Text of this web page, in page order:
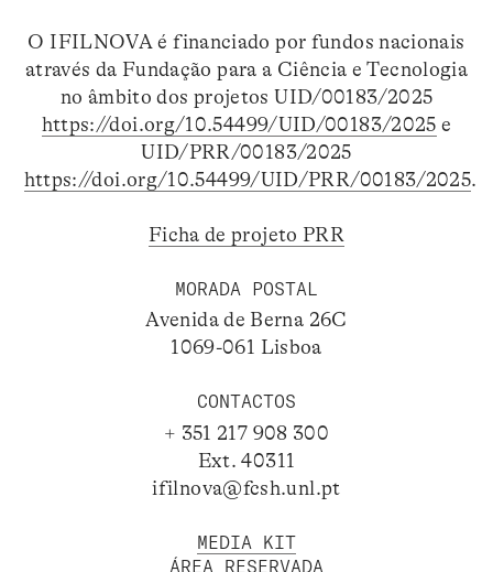
O IFILNOVA é financiado por fundos nacionais
através da Fundação para a Ciência e Tecnologia
no âmbito dos projetos UID/00183/2025
https://doi.org/10.54499/UID/00183/2025 e
UID/PRR/00183/2025
https://doi.org/10.54499/UID/PRR/00183/2025.
Ficha de projeto PRR
MORADA POSTAL
Avenida de Berna 26C
1069-061 Lisboa
CONTACTOS
+ 351 217 908 300
Ext. 40311
ifilnova@fcsh.unl.pt
MEDIA KIT
ÁREA RESERVADA